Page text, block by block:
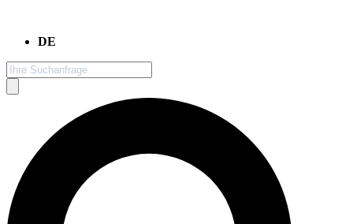
DE